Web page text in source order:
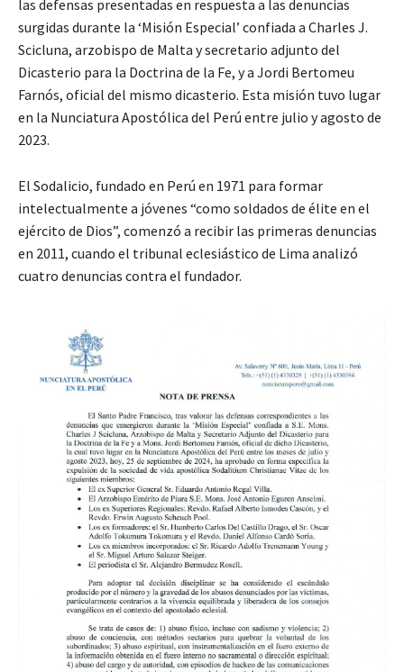
las defensas presentadas en respuesta a las denuncias
surgidas durante la ‘Misión Especial’ confiada a Charles J.
Scicluna, arzobispo de Malta y secretario adjunto del
Dicasterio para la Doctrina de la Fe, y a Jordi Bertomeu
Farnós, oficial del mismo dicasterio. Esta misión tuvo lugar
en la Nunciatura Apostólica del Perú entre julio y agosto de
2023.
El Sodalicio, fundado en Perú en 1971 para formar
intelectualmente a jóvenes “como soldados de élite en el
ejército de Dios”, comenzó a recibir las primeras denuncias
en 2011, cuando el tribunal eclesiástico de Lima analizó
cuatro denuncias contra el fundador.